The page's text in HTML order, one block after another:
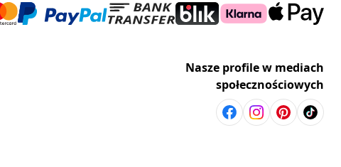
Nasze profile w mediach
społecznościowych